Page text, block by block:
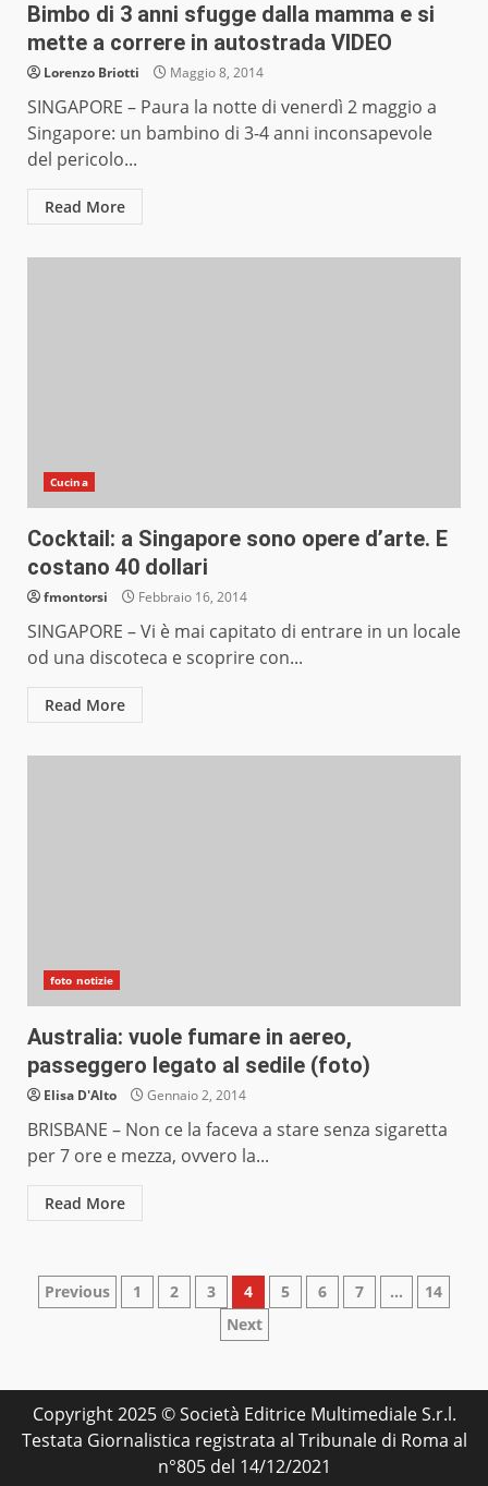
Bimbo di 3 anni sfugge dalla mamma e si
mette a correre in autostrada VIDEO
Lorenzo Briotti Maggio 8, 2014
SINGAPORE – Paura la notte di venerdì 2 maggio a
Singapore: un bambino di 3-4 anni inconsapevole
del pericolo...
Read More
Cucina
Cocktail: a Singapore sono opere d’arte. E
costano 40 dollari
fmontorsi Febbraio 16, 2014
SINGAPORE – Vi è mai capitato di entrare in un locale
od una discoteca e scoprire con...
Read More
foto notizie
Australia: vuole fumare in aereo,
passeggero legato al sedile (foto)
Elisa D'Alto Gennaio 2, 2014
BRISBANE – Non ce la faceva a stare senza sigaretta
per 7 ore e mezza, ovvero la...
Read More
Paginazione
articoli
Previous 1 2 3 4 5 6 7 …
14
Next
Copyright 2025 © Società Editrice Multimediale S.r.l.
Testata Giornalistica registrata al Tribunale di Roma al
n°805 del 14/12/2021